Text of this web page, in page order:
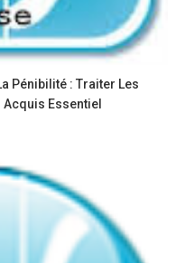
Pénibilité : Traiter Les
Acquis Essentiel